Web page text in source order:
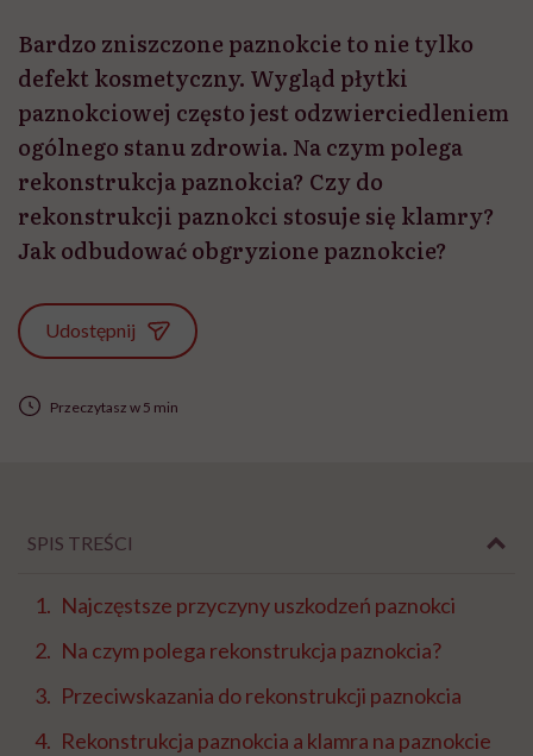
Bardzo zniszczone paznokcie to nie tylko
defekt kosmetyczny. Wygląd płytki
paznokciowej często jest odzwierciedleniem
ogólnego stanu zdrowia. Na czym polega
rekonstrukcja paznokcia? Czy do
rekonstrukcji paznokci stosuje się klamry?
Jak odbudować obgryzione paznokcie?
Udostępnij
Przeczytasz w 5 min
SPIS TREŚCI
Najczęstsze przyczyny uszkodzeń paznokci
Na czym polega rekonstrukcja paznokcia?
Przeciwskazania do rekonstrukcji paznokcia
Rekonstrukcja paznokcia a klamra na paznokcie